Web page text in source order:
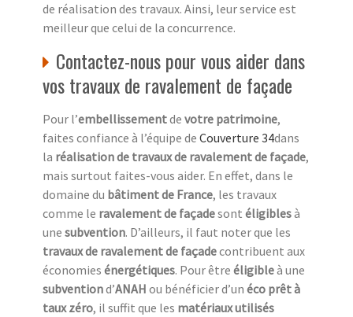
de réalisation des travaux. Ainsi, leur service est
meilleur que celui de la concurrence.
Contactez-nous pour vous aider dans
vos travaux de ravalement de façade
Pour l’embellissementde votre patrimoine,
faites confiance à l’équipe de Couverture 34dans
la réalisation de travaux de ravalement de façade,
mais surtout faites-vous aider. En effet, dans le
domaine du bâtiment de France, les travaux
comme le ravalement de façadesont éligiblesà
une subvention. D’ailleurs, il faut noter que les
travaux de ravalement de façadecontribuent aux
économies énergétiques. Pour être éligibleà une
subventiond’ANAH ou bénéficier d’un éco prêt à
taux zéro, il suffit que les matériaux utilisés